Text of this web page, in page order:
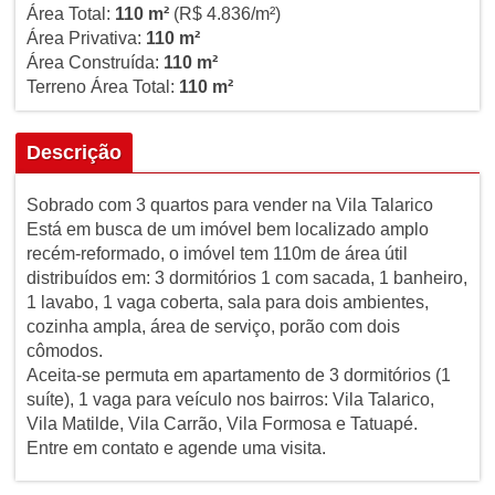
Área Total: 110 m²(R$ 4.836/m²)
Área Privativa: 110 m²
Área Construída: 110 m²
Terreno Área Total: 110 m²
Descrição
Sobrado com 3 quartos para vender na Vila Talarico
Está em busca de um imóvel bem localizado amplo
recém-reformado, o imóvel tem 110m de área útil
distribuídos em: 3 dormitórios 1 com sacada, 1 banheiro,
1 lavabo, 1 vaga coberta, sala para dois ambientes,
cozinha ampla, área de serviço, porão com dois
cômodos.
Aceita-se permuta em apartamento de 3 dormitórios (1
suíte), 1 vaga para veículo nos bairros: Vila Talarico,
Vila Matilde, Vila Carrão, Vila Formosa e Tatuapé.
Entre em contato e agende uma visita.